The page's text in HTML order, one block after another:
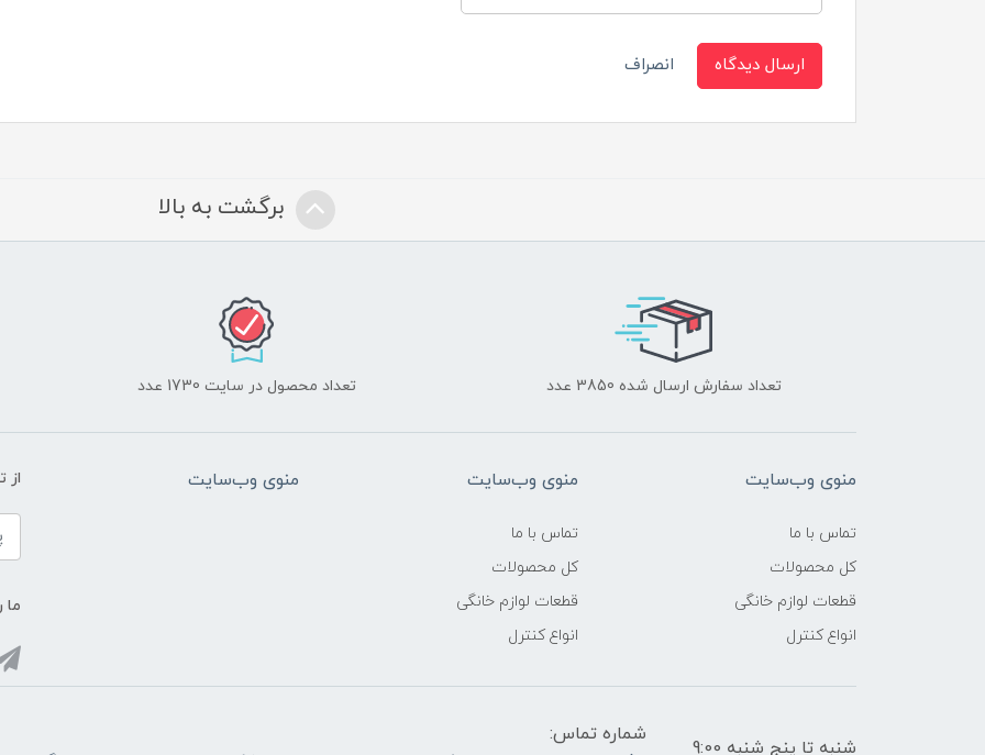
ارسال دیدگاه انصراف
برگشت به بالا
تعداد سفارش ارسال شده 3850 عدد تعداد محصول در سایت 1730 عدد
منوی وب‌سایت
تماس با ما
کل محصولات
قطعات لوازم خانگی
انواع کنترل
منوی وب‌سایت
تماس با ما
کل محصولات
قطعات لوازم خانگی
انواع کنترل
منوی وب‌سایت از
ما
شنبه تا پنج شنبه 9:00
شماره تماس: